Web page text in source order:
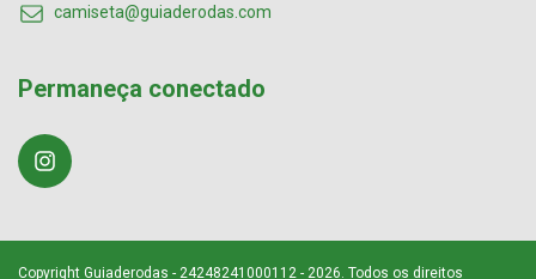
camiseta@guiaderodas.com
Permaneça conectado
Copyright Guiaderodas - 24248241000112 - 2026. Todos os direitos